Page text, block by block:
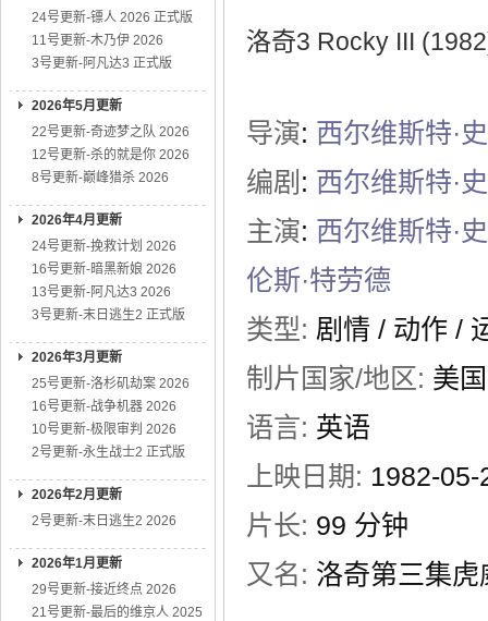
24号更新-镖人 2026 正式版
11号更新-木乃伊 2026
3号更新-阿凡达3 正式版
2026年5月更新
22号更新-奇迹梦之队 2026
12号更新-杀的就是你 2026
8号更新-巅峰猎杀 2026
2026年4月更新
24号更新-挽救计划 2026
16号更新-暗黑新娘 2026
13号更新-阿凡达3 2026
3号更新-末日逃生2 正式版
2026年3月更新
25号更新-洛杉矶劫案 2026
16号更新-战争机器 2026
10号更新-极限审判 2026
2号更新-永生战士2 正式版
2026年2月更新
2号更新-末日逃生2 2026
2026年1月更新
29号更新-接近终点 2026
21号更新-最后的维京人 2025
洛奇3 Rocky III
导演: 西尔维斯特·
编剧 : 西尔维斯特·
主演: 西尔维斯特·
伦斯·特劳德
类型: 剧情 / 动作 /
制片国家/地区: 美国
语言: 英语
上映日期: 1982-05-
片长: 99 分钟
又名: 洛奇第三集